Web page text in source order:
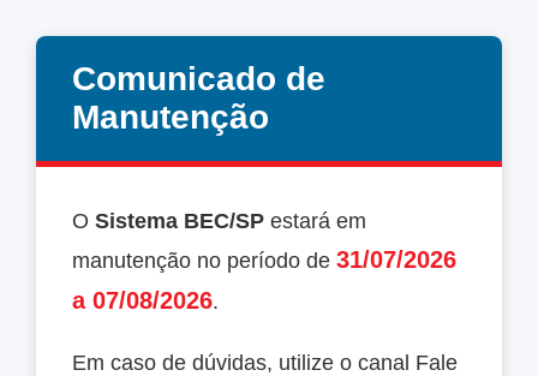
Comunicado de
Manutenção
O Sistema BEC/SP estará em
manutenção no período de 31/07/2026
a 07/08/2026.
Em caso de dúvidas, utilize o canal Fale